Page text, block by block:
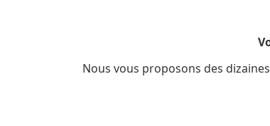
Nous vous proposons des